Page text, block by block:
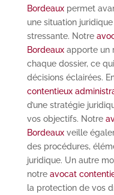
Bordeauxpermet
une situation
stressante. Notre
Bordeauxapporte un
chaque dossier, ce
décisions éclairées.
contentieux
d’une stratégie
vos objectifs. Notre
Bordeauxveille
des procédures,
juridique. Un autre
notre avocat
la protection de vos